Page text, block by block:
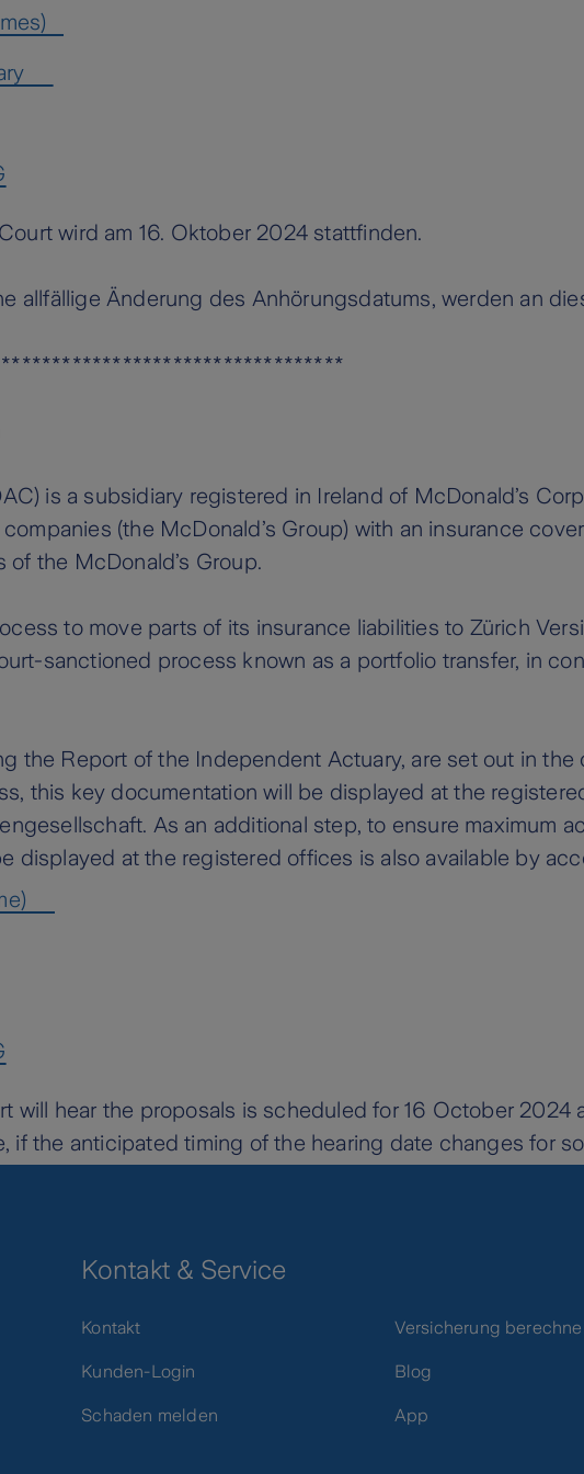
wird am 16. Oktober 2024 stattfinden.
allfällige Änderung des Anhörungsdatums, werden an
is a subsidiary registered in Ireland of McDonald’s
(the McDonald’s Group) with an insurance
the McDonald’s Group.
to move parts of its insurance liabilities to Zürich
sanctioned process known as a portfolio transfer, in
the Report of the Independent Actuary, are set out in
this key documentation will be displayed at the
As an additional step, to ensure maximum
displayed at the registered offices is also available by
will hear the proposals is scheduled for 16 October 2024
if the anticipated timing of the hearing date changes for
Kontakt & Service
Kontakt
Kunden-Login
Schaden melden
Versicherung
Blog
App